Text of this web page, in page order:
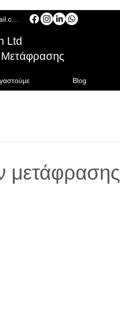
Ltd
Μετάφρασης
Blog
μετάφρασης